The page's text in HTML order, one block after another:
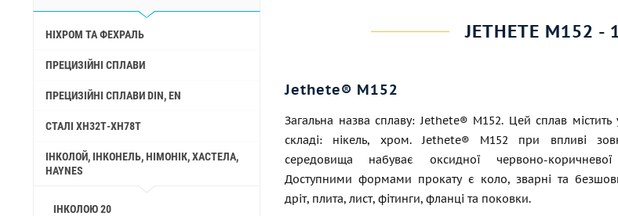
НІХРОМ ТА ФЕХРАЛЬ
ПРЕЦИЗІЙНІ СПЛАВИ
ПРЕЦИЗІЙНІ СПЛАВИ DIN, EN
СТАЛІ ХН32Т-ХН78Т
ІНКОЛОЙ, ІНКОНЕЛЬ, НІМОНІК, ХАСТЕЛА,
HAYNES
ІНКОЛОЮ 20
JETHETE M152
Jethete® M152
Загальна назва сплаву: Jethete® M152. Цей сплав містить
складі: нікель, хром. Jethete® M152 при впливі
середовища набуває оксидної червоно-коричневої
Доступними формами прокату є коло, зварні та
дріт, плита, лист, фітинги, фланці та поковки.